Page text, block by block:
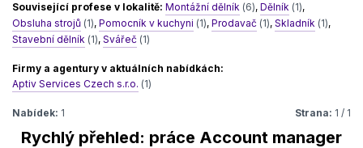
Související profese v lokalitě: Montážní dělník (6), Dělník (1),
Obsluha strojů (1), Pomocník v kuchyni (1), Prodavač (1), Skladník (1),
Stavební dělník (1), Svářeč (1)
Firmy a agentury v aktuálních nabídkách:
Aptiv Services Czech s.r.o. (1)
Nabídek: 1 Strana: 1 / 1
Rychlý přehled: práce Account manager